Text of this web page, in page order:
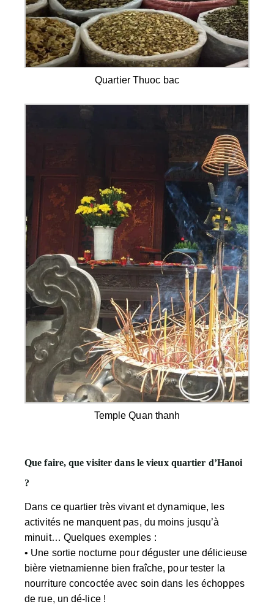
Quartier Thuoc bac
Temple Quan thanh
Que faire, que visiter dans le vieux quartier d’Hanoi
?
Dans ce quartier très vivant et dynamique, les
activités ne manquent pas, du moins jusqu’à
minuit… Quelques exemples :
• Une sortie nocturne pour déguster une délicieuse
bière vietnamienne bien fraîche, pour tester la
nourriture concoctée avec soin dans les échoppes
de rue, un dé-lice !